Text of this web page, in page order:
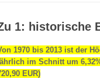
1: historische
1970 bis 2013 ist der
im Schnitt um
EUR)